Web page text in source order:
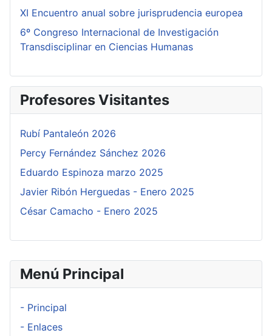
Menú Principal
- Principal
- Enlaces
XI Encuentro anual sobre jurisprudencia europea
6º Congreso Internacional de Investigación
Transdisciplinar en Ciencias Humanas
Profesores Visitantes
Rubí Pantaleón 2026
Percy Fernández Sánchez 2026
Eduardo Espinoza marzo 2025
Javier Ribón Herguedas - Enero 2025
César Camacho - Enero 2025